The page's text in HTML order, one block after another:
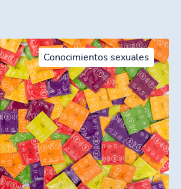
Conocimientos sexuales